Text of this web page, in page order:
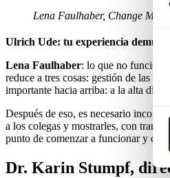
Lena Faulhaber, Change
Ulrich Ude: tu experiencia
Lena Faulhaber: lo que no
reduce a tres cosas: gestión de las
importante hacia arriba: a la alta
Después de eso, es necesario
a los colegas y mostrarles, con
punto de comenzar a funcionar y de
Dr. Karin Stumpf,